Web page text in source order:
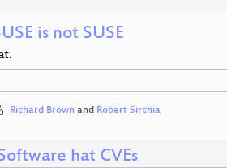
is not SUSE
Richard Brown and Robert Sirchia
hat CVEs